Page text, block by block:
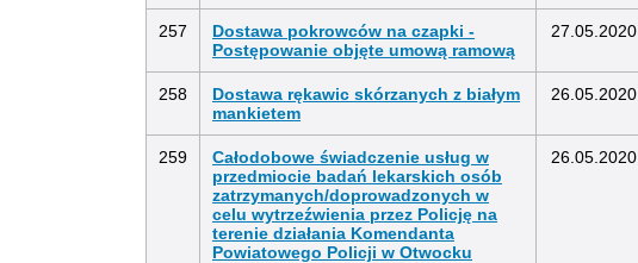
257
Dostawa pokrowców na czapki -
Postępowanie objęte umową ramową
27.05.2020
258
Dostawa rękawic skórzanych z białym
mankietem
26.05.2020
259
Całodobowe świadczenie usług w
przedmiocie badań lekarskich osób
zatrzymanych/doprowadzonych w
celu wytrzeźwienia przez Policję na
terenie działania Komendanta
Powiatowego Policji w Otwocku
26.05.2020